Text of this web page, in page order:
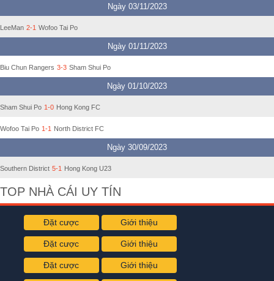
Ngày 03/11/2023
LeeMan 2-1 Wofoo Tai Po
Ngày 01/11/2023
Biu Chun Rangers 3-3 Sham Shui Po
Ngày 01/10/2023
Sham Shui Po 1-0 Hong Kong FC
Wofoo Tai Po 1-1 North District FC
Ngày 30/09/2023
Southern District 5-1 Hong Kong U23
TOP NHÀ CÁI UY TÍN
Đặt cược Giới thiệu
Đặt cược Giới thiệu
Đặt cược Giới thiệu